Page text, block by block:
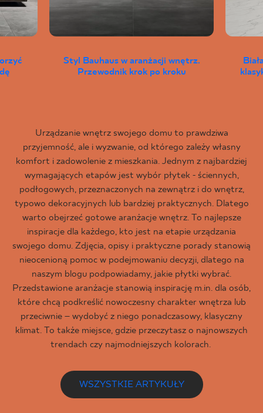
Styl Bauhaus w aranżacji wnętrz.
Przewodnik krok po kroku
Urządzanie wnętrz swojego domu to prawdziwa
przyjemność, ale i wyzwanie, od którego zależy własny
komfort i zadowolenie z mieszkania. Jednym z najbardziej
wymagających etapów jest wybór płytek - ściennych,
podłogowych, przeznaczonych na zewnątrz i do wnętrz,
typowo dekoracyjnych lub bardziej praktycznych. Dlatego
warto obejrzeć gotowe aranżacje wnętrz. To najlepsze
inspiracje dla każdego, kto jest na etapie urządzania
swojego domu. Zdjęcia, opisy i praktyczne porady stanowią
nieocenioną pomoc w podejmowaniu decyzji, dlatego na
naszym blogu podpowiadamy, jakie płytki wybrać.
Przedstawione aranżacje stanowią inspirację m.in. dla osób,
które chcą podkreślić nowoczesny charakter wnętrza lub
przeciwnie – wydobyć z niego ponadczasowy, klasyczny
klimat. To także miejsce, gdzie przeczytasz o najnowszych
trendach czy najmodniejszych kolorach.
WSZYSTKIE ARTYKUŁY